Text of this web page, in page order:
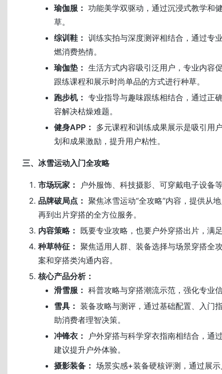
瑜伽服： 功能美学双驱动，通过沉浸式教学和
草。
综训鞋： 训练实拍与深度测评相结合，通过专
燃消费热情。
瑜伽垫： 生活方式内容吸引泛用户，专业内容
跟练课程和展示时尚单品的方式进行种草。
跑步机： 专业指导与趣味跟练相结合，通过正
容解决枯燥难题。
健身APP： 多元课程和训练成果展示是吸引用
划和成果激励，提升用户粘性。
三、冰雪运动入门全攻略
市场玩家：
户外服饰、科技摄影、可穿戴电子设备
品牌破局点： 聚焦冰雪运动“全攻略”内容，提供从
再到出片穿搭的全方位服务。
内容策略： 既要专业攻略，也要户外穿搭出片，满
种草特征： 聚焦适用人群、装备选择与场景穿搭全
案和穿搭类沟通内容。
核心产品分析：
滑雪服： 科普攻略与穿搭潮流示范，强化专业
雪具： 装备攻略与测评，通过基础配置、入门
助消费者理智决策。
冲锋衣：
户外穿搭与科学穿衣指南相结合，通
建议提升户外体验。
摄影装备： 场景实感+装备硬核评测，通过展